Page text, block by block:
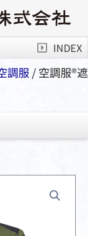
INDEX
調服 / 空調服®︎遮